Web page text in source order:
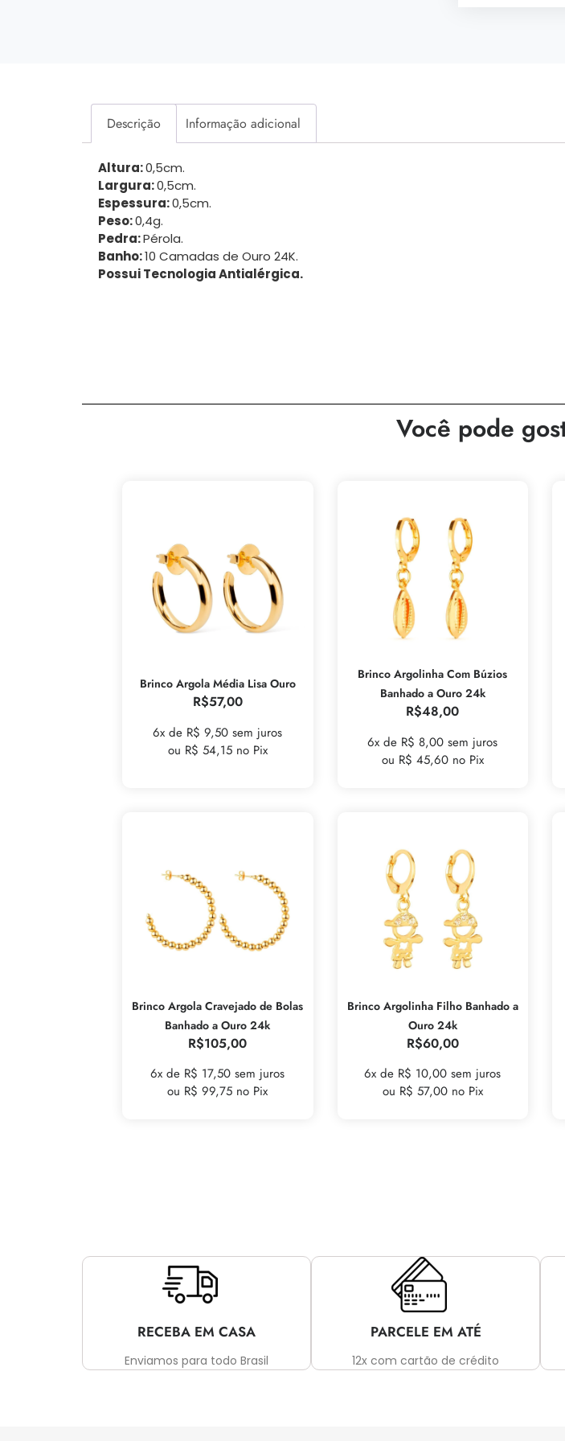
Descrição Informação adicional
Altura:0,5cm.
Largura:0,5cm.
Espessura:0,5cm.
Peso:0,4g.
Pedra:Pérola.
Banho:10 Camadas de Ouro 24K.
Possui Tecnologia Antialérgica.
Você pode
Brinco Argola Média Lisa Ouro
R$57,00
6x de R$ 9,50 sem juros
ou R$ 54,15 no Pix
Brinco Argolinha Com Búzios
Banhado a Ouro 24k
R$48,00
6x de R$ 8,00 sem juros
ou R$ 45,60 no Pix
Brinco Argola Cravejado de Bolas
Banhado a Ouro 24k
R$105,00
6x de R$ 17,50 sem juros
ou R$ 99,75 no Pix
Brinco Argolinha Filho Banhado a
Ouro 24k
R$60,00
6x de R$ 10,00 sem juros
ou R$ 57,00 no Pix
RECEBA EM CASA
Enviamos para todo Brasil
PARCELE EM ATÉ
12x com cartão de crédito